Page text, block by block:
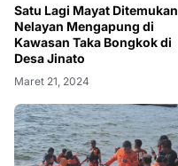
Satu Lagi Mayat Ditemukan
Nelayan Mengapung di
Kawasan Taka Bongkok di
Desa Jinato
Maret 21, 2024